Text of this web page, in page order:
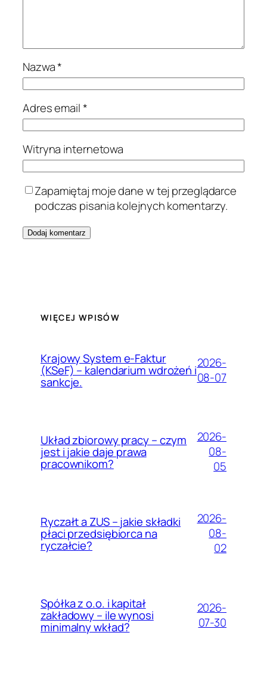
Nazwa*
Adres email*
Witryna internetowa
Zapamiętaj moje dane w tej przeglądarce
podczas pisania kolejnych komentarzy.
WIĘCEJ WPISÓW
Krajowy System e-Faktur
(KSeF) – kalendarium wdrożeń i
sankcje.
2026-
08-07
Układ zbiorowy pracy – czym
jest i jakie daje prawa
pracownikom?
2026-
08-
05
Ryczałt a ZUS – jakie składki
płaci przedsiębiorca na
ryczałcie?
2026-
08-
02
Spółka z o.o. i kapitał
zakładowy – ile wynosi
minimalny wkład?
2026-
07-30